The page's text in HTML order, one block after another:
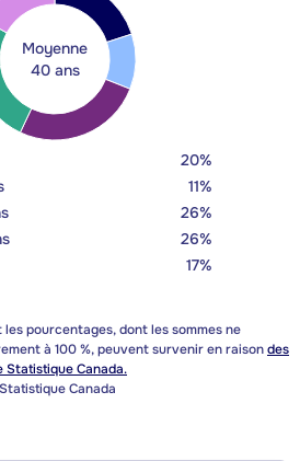
Moyenne
40 ans
20%
11%
26%
26%
17%
pourcentages, dont les sommes ne
à 100 %, peuvent survenir en raisondes
Statistique Canada.
Canada